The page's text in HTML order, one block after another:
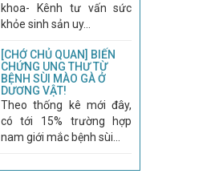
khoa- Kênh tư vấn sức
khỏe sinh sản uy...
[CHỚ CHỦ QUAN] BIẾN
CHỨNG UNG THƯ TỪ
BỆNH SÙI MÀO GÀ Ở
DƯƠNG VẬT!
Theo thống kê mới đây,
có tới 15% trường hợp
nam giới mắc bệnh sùi...